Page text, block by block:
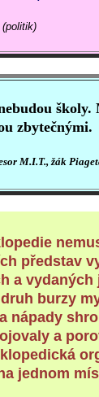
(politik)
zbytečnými.
M.I.T., žák
představ
a vydaných
burzy
nápady
a
jednom